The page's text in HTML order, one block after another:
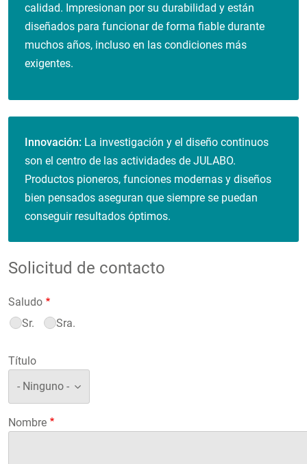
calidad. Impresionan por su durabilidad y están
diseñados para funcionar de forma fiable durante
muchos años, incluso en las condiciones más
exigentes.
Innovación: La investigación y el diseño continuos
son el centro de las actividades de JULABO.
Productos pioneros, funciones modernas y diseños
bien pensados aseguran que siempre se puedan
conseguir resultados óptimos.
Solicitud de contacto
Saludo
Sr.
Sra.
Título
Nombre